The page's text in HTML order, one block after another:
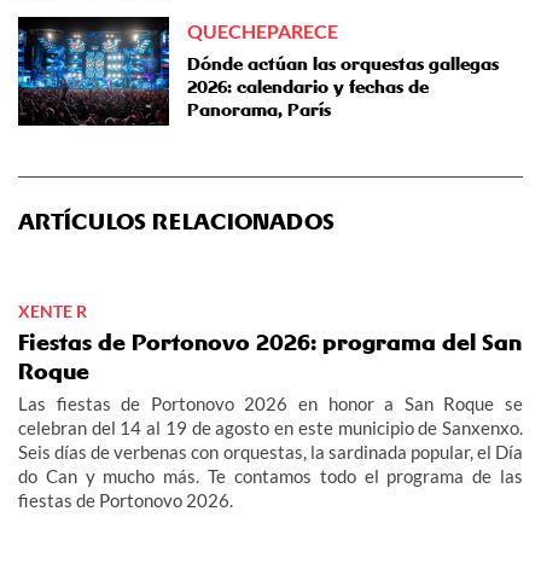
QUECHEPARECE
Dónde actúan las orquestas gallegas
2026: calendario y fechas de
Panorama, París
ARTÍCULOS RELACIONADOS
XENTE R
Fiestas de Portonovo 2026: programa del San
Roque
Las fiestas de Portonovo 2026 en honor a San Roque se
celebran del 14 al 19 de agosto en este municipio de Sanxenxo.
Seis días de verbenas con orquestas, la sardinada popular, el Día
do Can y mucho más. Te contamos todo el programa de las
fiestas de Portonovo 2026.